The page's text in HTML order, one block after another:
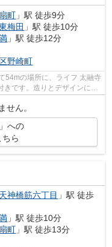
扇町 」駅 徒歩9分
梅田 」駅 徒歩10分
」駅 徒歩12分
野崎町
54mの場所に、ライフ 太融寺
きです。造りとデザインに関
せん。
への
ら
天神橋筋六丁目 」駅 徒歩
」駅 徒歩10分
扇町 」駅 徒歩13分